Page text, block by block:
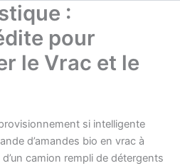
:
pour
le Vrac et le
si intelligente
d’amandes bio en vrac à
camion rempli de détergents